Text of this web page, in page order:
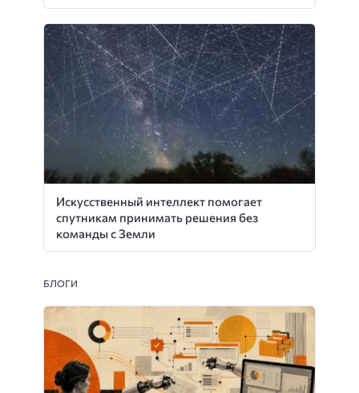
Искусственный интеллект помогает
спутникам принимать решения без
команды с Земли
БЛОГИ